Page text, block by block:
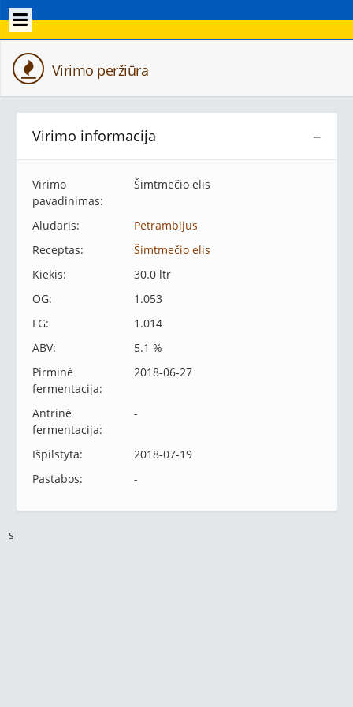
Virimo peržiūra
−
Virimo informacija
Virimo
pavadinimas:
Šimtmečio elis
Aludaris:
Petrambijus
Receptas:
Šimtmečio elis
Kiekis:
30.0 ltr
OG:
1.053
FG:
1.014
ABV:
5.1 %
Pirminė
fermentacija:
2018-06-27
Antrinė
fermentacija:
-
Išpilstyta:
2018-07-19
Pastabos:
-
s